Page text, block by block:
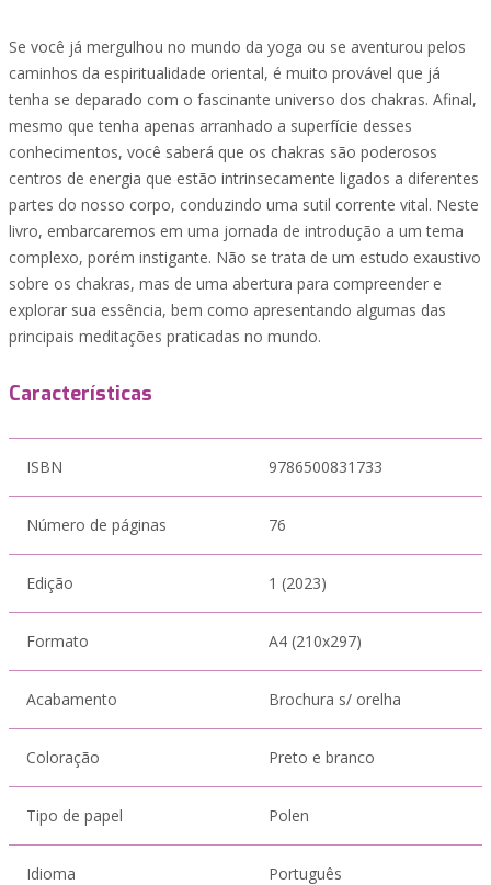
Se você já mergulhou no mundo da yoga ou se aventurou pelos
caminhos da espiritualidade oriental, é muito provável que já
tenha se deparado com o fascinante universo dos chakras. Afinal,
mesmo que tenha apenas arranhado a superfície desses
conhecimentos, você saberá que os chakras são poderosos
centros de energia que estão intrinsecamente ligados a diferentes
partes do nosso corpo, conduzindo uma sutil corrente vital. Neste
livro, embarcaremos em uma jornada de introdução a um tema
complexo, porém instigante. Não se trata de um estudo exaustivo
sobre os chakras, mas de uma abertura para compreender e
explorar sua essência, bem como apresentando algumas das
principais meditações praticadas no mundo.
Características
ISBN 9786500831733
Número de páginas 76
Edição 1 (2023)
Formato A4 (210x297)
Acabamento Brochura s/ orelha
Coloração Preto e branco
Tipo de papel Polen
Idioma Português